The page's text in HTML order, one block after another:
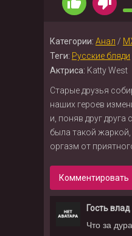
Категории: Анал /
Теги: Русские бляди
Актриса: Katty West
Старые друзья
наших героев
и, поняв друг
была такой
оргазм от
Комментировать
Гость влад
Что за